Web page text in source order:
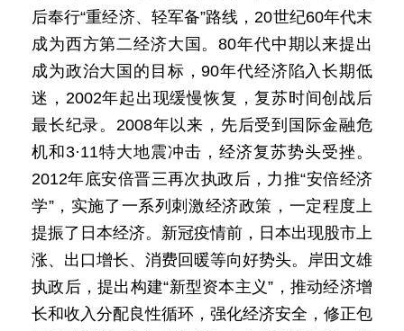
后奉行“重经济、轻军备”路线，20世纪60年代末
成为西方第二经济大国。80年代中期以来提出
成为政治大国的目标，90年代经济陷入长期低
迷，2002年起出现缓慢恢复，复苏时间创战后
最长纪录。2008年以来，先后受到国际金融危
机和3·11特大地震冲击，经济复苏势头受挫。
2012年底安倍晋三再次执政后，力推“安倍经济
学”，实施了一系列刺激经济政策，一定程度上
提振了日本经济。新冠疫情前，日本出现股市上
涨、出口增长、消费回暖等向好势头。岸田文雄
执政后，提出构建“新型资本主义”，推动经济增
长和收入分配良性循环，强化经济安全，修正包